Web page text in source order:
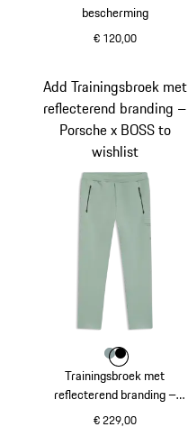
bescherming
€ 120,00
Trainingsbroek met
reflecterend branding –
Porsche x BOSS
€ 229,00
Add Trainingsbroek met
reflecterend branding –
Porsche x BOSS to
wishlist
Kleur
KleurKleur